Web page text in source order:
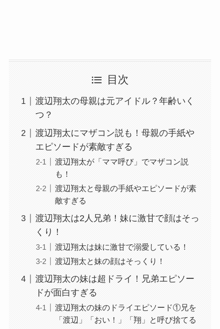
目次
渡辺翔太の母親は元アイドル？年齢いく
つ？
渡辺翔太にマザコン説も！母親の手紙や
エピソードが素敵すぎる
渡辺翔太が「ママ呼び」でマザコン説
も！
渡辺翔太と母親の手紙やエピソードが素
敵すぎる
渡辺翔太は2人兄弟！妹に激甘で顔はそっ
くり！
渡辺翔太は妹に激甘で溺愛している！
渡辺翔太と妹の顔はそっくり！
渡辺翔太の妹は超ドライ！兄弟エピソー
ドが面白すぎる
渡辺翔太の妹のドライエピソード①兄を
「渡辺」「おい！」「翔」と呼び捨てる